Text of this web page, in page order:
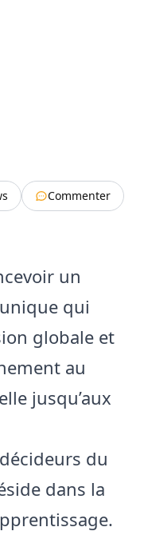
Commenter
un
qui
globale et
au
jusqu’aux
du
dans la